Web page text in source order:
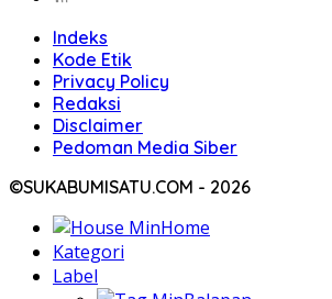
Indeks
Kode Etik
Privacy Policy
Redaksi
Disclaimer
Pedoman Media Siber
©SUKABUMISATU.COM - 2026
Home
Kategori
Label